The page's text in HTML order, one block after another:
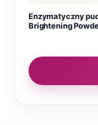
Enzymatyczny
Brightening